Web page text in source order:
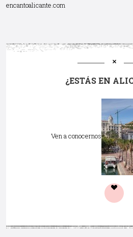
encantoalicante.com
¿ESTÁS EN
Ven a conocernos